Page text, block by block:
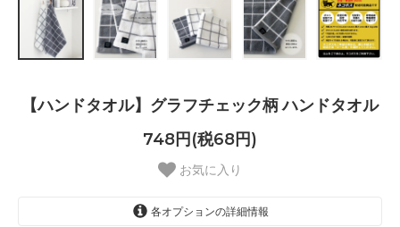
【ハンドタオル】グラフチェック柄 ハンドタオル
748円(税68円)
お気に入り
各オプションの詳細情報